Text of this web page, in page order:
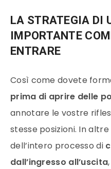
LA STRATEGIA DI
IMPORTANTE
ENTRARE
Così come dovete
prima di aprire delle
annotare le vostre
stesse posizioni. In
dell’intero processo di
dall’ingresso all’uscita